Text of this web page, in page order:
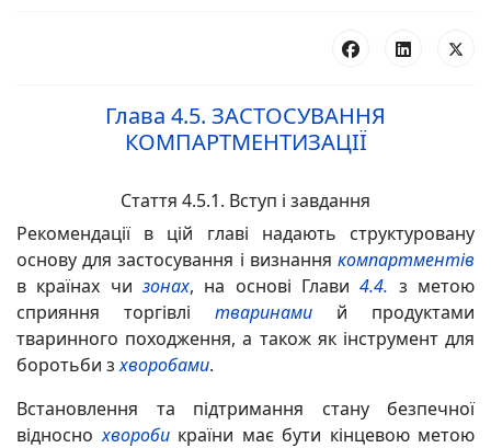
Глава 4.5. ЗАСТОСУВАННЯ
КОМПАРТМЕНТИЗАЦІЇ
Стаття 4.5.1. Вступ і завдання
Рекомендації в цій главі надають структуровану
основу для застосування і визнання компартментів
в країнах чи зонах, на основі Глави4.4. з метою
сприяння торгівлі тваринами й продуктами
тваринного походження, а також як інструмент для
боротьби з хворобами.
Встановлення та підтримання стану безпечної
відносно хворобикраїни має бути кінцевою метою